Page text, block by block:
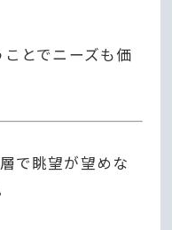
とでニーズも価
で眺望が望めな